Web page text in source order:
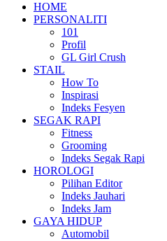
HOME
PERSONALITI
101
Profil
GL Girl Crush
STAIL
How To
Inspirasi
Indeks Fesyen
SEGAK RAPI
Fitness
Grooming
Indeks Segak Rapi
HOROLOGI
Pilihan Editor
Indeks Jauhari
Indeks Jam
GAYA HIDUP
Automobil